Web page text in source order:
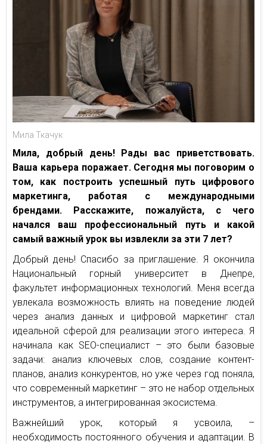
Мила Ткачук
Мила, добрый день! Рады вас приветствовать.
Ваша карьера поражает. Сегодня мы поговорим о
том, как построить успешный путь цифрового
маркетинга, работая с международными
брендами. Расскажите, пожалуйста, с чего
начался ваш профессиональный путь и какой
самый важный урок вы извлекли за эти 7 лет?
Добрый день! Спасибо за приглашение. Я окончила
Национальный горный университет в Днепре,
факультет информационных технологий. Меня всегда
увлекала возможность влиять на поведение людей
через анализ данных и цифровой маркетинг стал
идеальной сферой для реализации этого интереса. Я
начинала как SEO-специалист – это были базовые
задачи: анализ ключевых слов, создание контент-
планов, анализ конкурентов, но уже через год поняла,
что современный маркетинг – это не набор отдельных
инструментов, а интегрированная экосистема.
Важнейший урок, который я усвоила, –
необходимость постоянного обучения и адаптации. В